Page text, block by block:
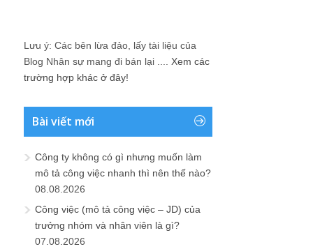
Lưu ý: Các bên lừa đảo, lấy tài liệu của
Blog Nhân sự mang đi bán lại .... Xem các
trường hợp khác ở đây!
Bài viết mới
Công ty không có gì nhưng muốn làm
mô tả công việc nhanh thì nên thế nào?
08.08.2026
Công việc (mô tả công việc – JD) của
trưởng nhóm và nhân viên là gì?
07.08.2026